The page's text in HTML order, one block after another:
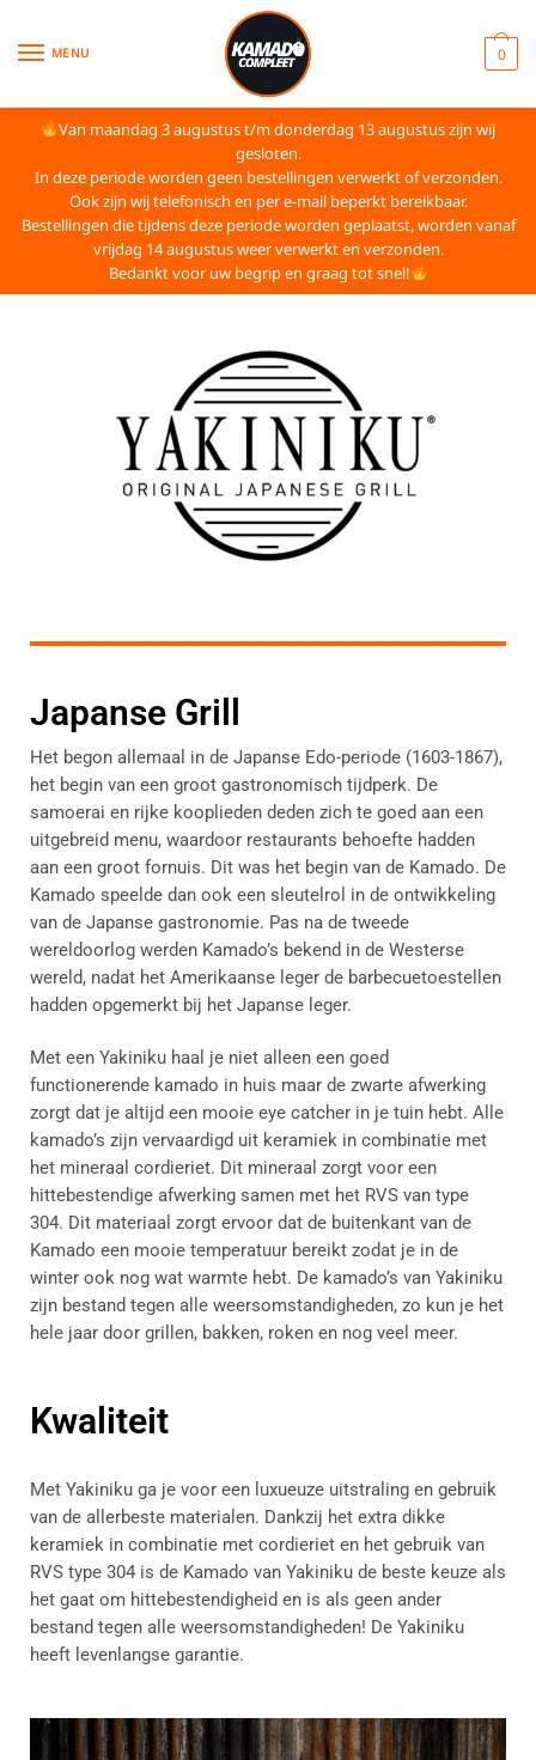
MENU 0
Van maandag 3 augustus t/m donderdag 13 augustus zijn wij
gesloten.
In deze periode worden geen bestellingen verwerkt of verzonden.
Ook zijn wij telefonisch en per e-mail beperkt bereikbaar.
Bestellingen die tijdens deze periode worden geplaatst, worden vanaf
vrijdag 14 augustus weer verwerkt en verzonden.
Bedankt voor uw begrip en graag tot snel!
Japanse Grill
Het begon allemaal in de Japanse Edo-periode (1603-1867),
het begin van een groot gastronomisch tijdperk. De
samoerai en rijke kooplieden deden zich te goed aan een
uitgebreid menu, waardoor restaurants behoefte hadden
aan een groot fornuis. Dit was het begin van de Kamado. De
Kamado speelde dan ook een sleutelrol in de ontwikkeling
van de Japanse gastronomie. Pas na de tweede
wereldoorlog werden Kamado’s bekend in de Westerse
wereld, nadat het Amerikaanse leger de barbecuetoestellen
hadden opgemerkt bij het Japanse leger.
Met een Yakiniku haal je niet alleen een goed
functionerende kamado in huis maar de zwarte afwerking
zorgt dat je altijd een mooie eye catcher in je tuin hebt. Alle
kamado’s zijn vervaardigd uit keramiek in combinatie met
het mineraal cordieriet. Dit mineraal zorgt voor een
hittebestendige afwerking samen met het RVS van type
304. Dit materiaal zorgt ervoor dat de buitenkant van de
Kamado een mooie temperatuur bereikt zodat je in de
winter ook nog wat warmte hebt. De kamado’s van Yakiniku
zijn bestand tegen alle weersomstandigheden, zo kun je het
hele jaar door grillen, bakken, roken en nog veel meer.
Kwaliteit
Met Yakiniku ga je voor een luxueuze uitstraling en gebruik
van de allerbeste materialen. Dankzij het extra dikke
keramiek in combinatie met cordieriet en het gebruik van
RVS type 304 is de Kamado van Yakiniku de beste keuze als
het gaat om hittebestendigheid en is als geen ander
bestand tegen alle weersomstandigheden! De Yakiniku
heeft levenlangse garantie.